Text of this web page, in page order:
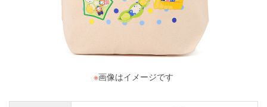
※画像はイメージです